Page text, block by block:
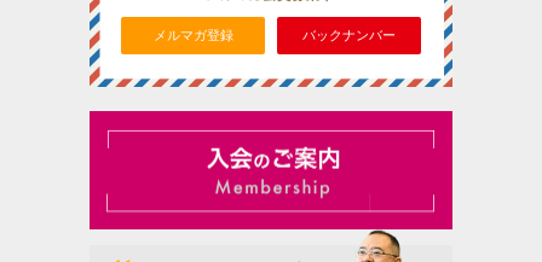
メルマガ登録 バックナンバー